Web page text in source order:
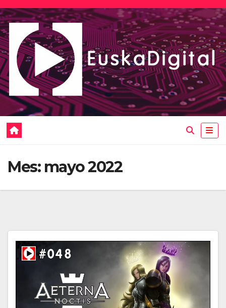
Saltar
al
contenido
Mes: mayo 2022